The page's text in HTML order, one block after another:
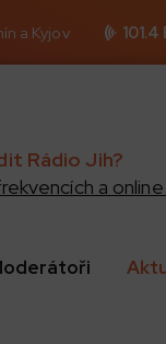
a Kyjov 101.4
Rádio Jih?
a online